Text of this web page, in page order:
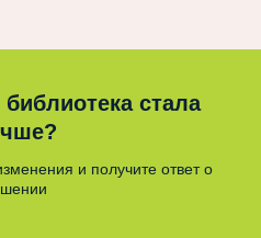
стала
и получите ответ о